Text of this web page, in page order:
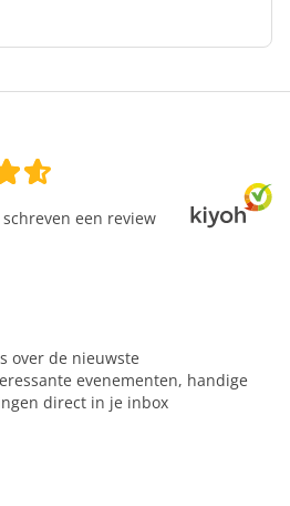
schreven een review
over de nieuwste
evenementen, handige
direct in je inbox